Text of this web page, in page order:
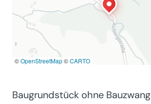
©OpenStreetMap©CARTO
Baugrundstück ohne Bauzwang